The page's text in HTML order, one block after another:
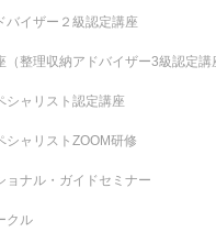
バイザー２級認定講座
（整理収納アドバイザー3級認定講
シャリスト認定講座
シャリストZOOM研修
ョナル・ガイドセミナー
クル